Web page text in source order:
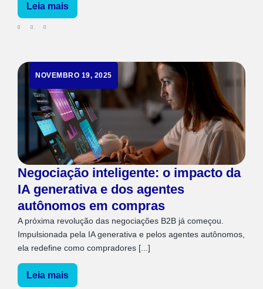
Leia mais
NOVEMBRO 19, 2025
Negociação inteligente: o impacto da
IA generativa e dos agentes
autônomos em compras
A próxima revolução das negociações B2B já começou.
Impulsionada pela IA generativa e pelos agentes autônomos,
ela redefine como compradores [...]
Leia mais